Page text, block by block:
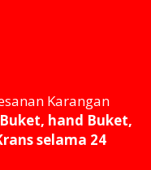
Karangan
hand Buket,
selama 24